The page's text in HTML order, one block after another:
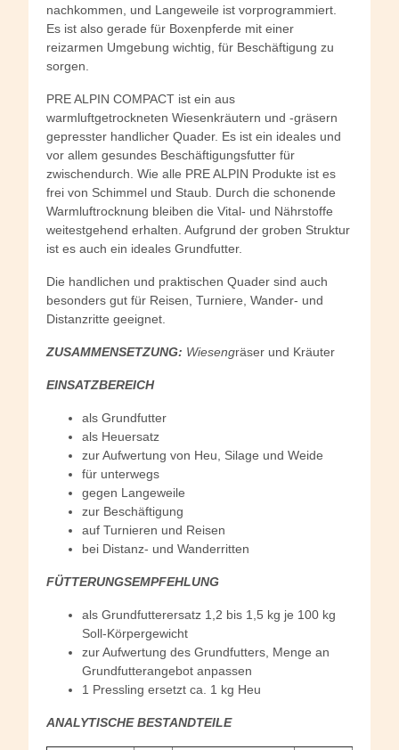
nachkommen, und Langeweile ist vorprogrammiert.
Es ist also gerade für Boxenpferde mit einer
reizarmen Umgebung wichtig, für Beschäftigung zu
sorgen.
PRE ALPIN COMPACT ist ein aus
warmluftgetrockneten Wiesenkräutern und -gräsern
gepresster handlicher Quader. Es ist ein ideales und
vor allem gesundes Beschäftigungsfutter für
zwischendurch. Wie alle PRE ALPIN Produkte ist es
frei von Schimmel und Staub. Durch die schonende
Warmluftrocknung bleiben die Vital- und Nährstoffe
weitestgehend erhalten. Aufgrund der groben Struktur
ist es auch ein ideales Grundfutter.
Die handlichen und praktischen Quader sind auch
besonders gut für Reisen, Turniere, Wander- und
Distanzritte geeignet.
ZUSAMMENSETZUNG: Wiesengräser und Kräuter
EINSATZBEREICH
als Grundfutter
als Heuersatz
zur Aufwertung von Heu, Silage und Weide
für unterwegs
gegen Langeweile
zur Beschäftigung
auf Turnieren und Reisen
bei Distanz- und Wanderritten
FÜTTERUNGSEMPFEHLUNG
als Grundfutterersatz 1,2 bis 1,5 kg je 100 kg
Soll-Körpergewicht
zur Aufwertung des Grundfutters, Menge an
Grundfutterangebot anpassen
1 Pressling ersetzt ca. 1 kg Heu
ANALYTISCHE BESTANDTEILE